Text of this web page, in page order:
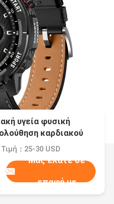
υγεία φυσική
καρδιακού
παρακολούθηση
τηλέφωνο
shopping μετρό
αθλητές
Τιμή：25-30 USD
Μας ελάτε σε
επαφή με